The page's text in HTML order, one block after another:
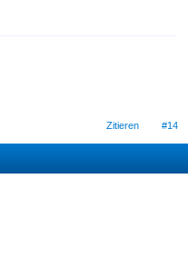
Zitieren #14